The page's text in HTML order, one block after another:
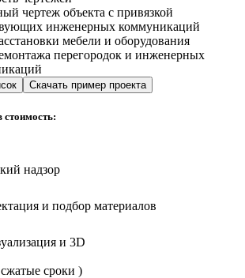
чертеж объекта с привязкой
инженерных коммуникаций
мебели и оборудования
перегородок и инженерных
Скачать пример проекта
стоимость:
надзор
и подбор материалов
и 3D
сроки )